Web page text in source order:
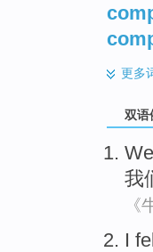
更多
双语
We
我
《
I